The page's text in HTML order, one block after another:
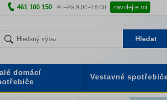
461 100 150 Po–Pá 9.00–16.00 zavolejte mi
Hledat
domácí
Vestavné